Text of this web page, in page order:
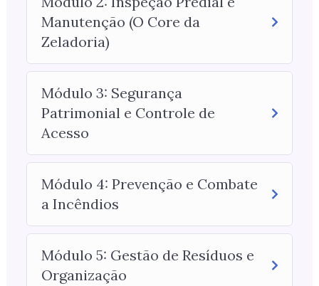
Manutenção (O Core da
Zeladoria)
Módulo 3: Segurança
Patrimonial e Controle de
Acesso
Módulo 4: Prevenção e Combate
a Incêndios
Módulo 5: Gestão de Resíduos e
Organização